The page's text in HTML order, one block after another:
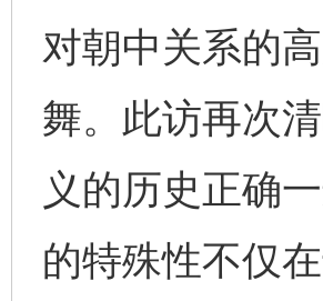
对朝中关系的
舞。此访再次
义的历史正确
的特殊性不仅